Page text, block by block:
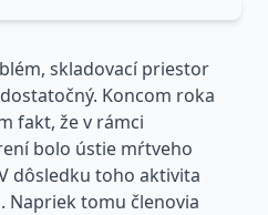
skladovací priestor
Koncom roka
fakt, že v rámci
bolo ústie mŕtveho
dôsledku toho aktivita
Napriek tomu členovia